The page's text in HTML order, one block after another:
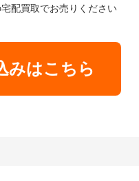
配買取でお売りください
みはこちら